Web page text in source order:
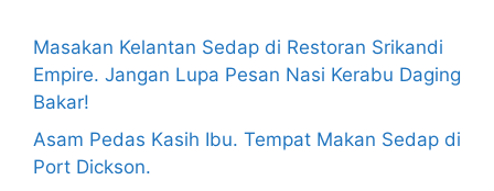
Masakan Kelantan Sedap di Restoran Srikandi
Empire. Jangan Lupa Pesan Nasi Kerabu Daging
Bakar!
Asam Pedas Kasih Ibu. Tempat Makan Sedap di
Port Dickson.